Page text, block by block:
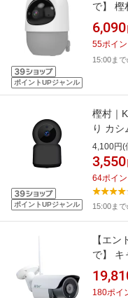
ポイントUPジャンル
で】 樫
コン/温
6,090
55ポイン
15:00ま
ポイントUPジャンル
樫村｜
り カ
4,100円(
3,550
64ポイン
15:00ま
【エ
で】 キ
/暗視
180ポイ